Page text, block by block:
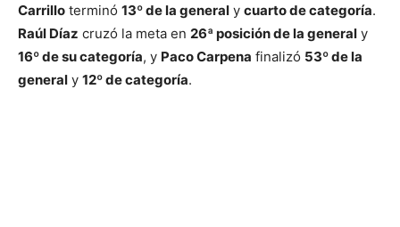
Carrillo terminó 13º de la general y cuarto de categoría.
Raúl Díaz cruzó la meta en 26ª posición de la general y
16º de su categoría, y Paco Carpena finalizó 53º de la
general y 12º de categoría.